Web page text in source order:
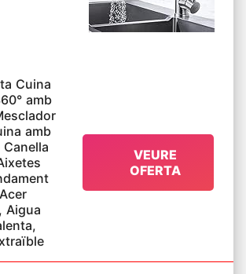
Cuina
amb
amb
Aigua
VEURE
OFERTA